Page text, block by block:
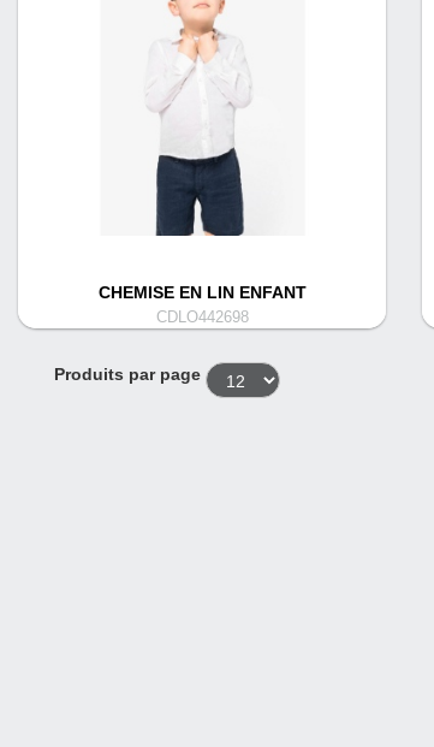
CHEMISE EN LIN ENFANT
CDLO442698
Produits par page